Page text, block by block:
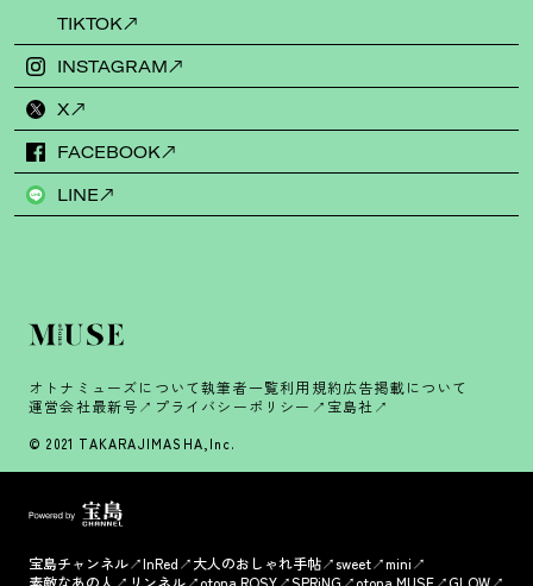
TIKTOK
INSTAGRAM
X
FACEBOOK
LINE
オトナミューズについて執筆者一覧利用規約広告掲載について
運営会社最新号 プライバシーポリシー 宝島社
© 2021 TAKARAJIMASHA,Inc.
宝島チャンネル InRed 大人のおしゃれ手帖 sweet
mini